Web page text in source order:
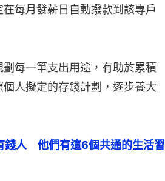
每月發薪日自動撥款到該專戶
每一筆支出用途，有助於累積
人擬定的存錢計劃，逐步養大
人　他們有這6個共通的生活習